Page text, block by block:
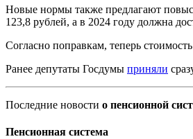
Новые нормы также предлагают
123,8 рублей, а в 2024 году должна
Согласно поправкам, теперь
Ранее депутаты Госдумы приняли
Последние новости о пенсионной
Пенсионная система